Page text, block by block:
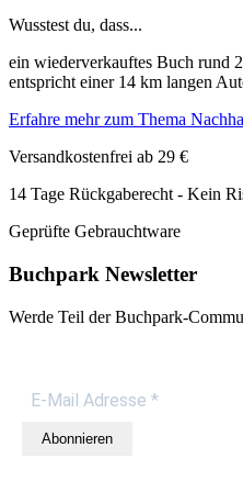
Wusstest du, dass...
ein wiederverkauftes Buch rund
entspricht einer 14 km langen
Erfahre mehr zum Thema
Versandkostenfrei ab 29 €
14 Tage Rückgaberecht - Kein
Geprüfte Gebrauchtware
Buchpark Newsletter
Werde Teil der Buchpark-
Abonnieren